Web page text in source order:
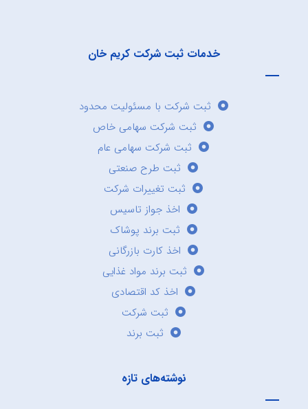
خدمات ثبت شرکت کریم خان
ثبت شرکت با مسئولیت محدود
ثبت شرکت سهامی خاص
ثبت شرکت سهامی عام
ثبت طرح صنعتی
ثبت تغییرات شرکت
اخذ جواز تاسیس
ثبت برند پوشاک
اخذ کارت بازرگانی
ثبت برند مواد غذایی
اخذ کد اقتصادی
ثبت شرکت
ثبت برند
نوشته‌های تازه